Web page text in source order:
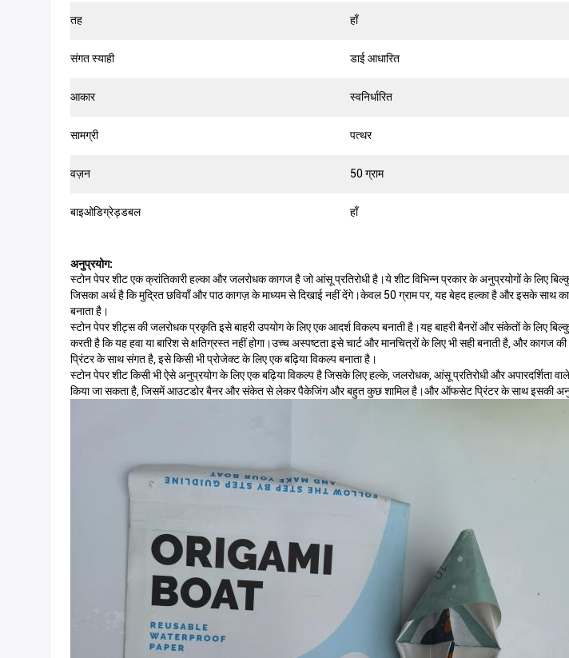
तह हाँ
संगत स्याही डाई आधारित
आकार स्वनिर्धारित
सामग्री पत्थर
वज़न 50 ग्राम
बाइओडिग्रेड्डबल हाँ
अनुप्रयोग:
स्टोन पेपर शीट एक क्रांतिकारी हल्का और जलरोधक कागज है जो आंसू प्रतिरोधी है।ये शीट विभिन्न प्रकार के अनुप्रयोगों के
जिसका अर्थ है कि मुद्रित छवियाँ और पाठ कागज़ के माध्यम से दिखाई नहीं देंगे।केवल 50 ग्राम पर, यह बेहद हल्का है और इसके
बनाता है।
स्टोन पेपर शीट्स की जलरोधक प्रकृति इसे बाहरी उपयोग के लिए एक आदर्श विकल्प बनाती है।यह बाहरी बैनरों और संकेतों के लिए
करती है कि यह हवा या बारिश से क्षतिग्रस्त नहीं होगा।उच्च अस्पष्टता इसे चार्ट और मानचित्रों के लिए भी सही बनाती है, और
प्रिंटर के साथ संगत है, इसे किसी भी प्रोजेक्ट के लिए एक बढ़िया विकल्प बनाता है।
स्टोन पेपर शीट किसी भी ऐसे अनुप्रयोग के लिए एक बढ़िया विकल्प है जिसके लिए हल्के, जलरोधक, आंसू प्रतिरोधी और
किया जा सकता है, जिसमें आउटडोर बैनर और संकेत से लेकर पैकेजिंग और बहुत कुछ शामिल है।और ऑफसेट प्रिंटर के साथ इसकी